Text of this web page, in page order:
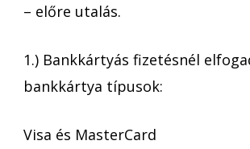
– előre utalás.
1.) Bankkártyás fizetésnél
bankkártya típusok:
Visa és MasterCard